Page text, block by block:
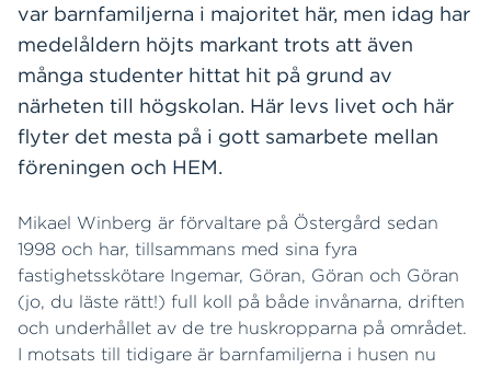
var barnfamiljerna i majoritet här, men idag har
medelåldern höjts markant trots att även
många studenter hittat hit på grund av
närheten till högskolan. Här levs livet och här
flyter det mesta på i gott samarbete mellan
föreningen och HEM.
Mikael Winberg är förvaltare på Östergård sedan
1998 och har, tillsammans med sina fyra
fastighetsskötare Ingemar, Göran, Göran och Göran
(jo, du läste rätt!) full koll på både invånarna, driften
och underhållet av de tre huskropparna på området.
I motsats till tidigare är barnfamiljerna i husen nu